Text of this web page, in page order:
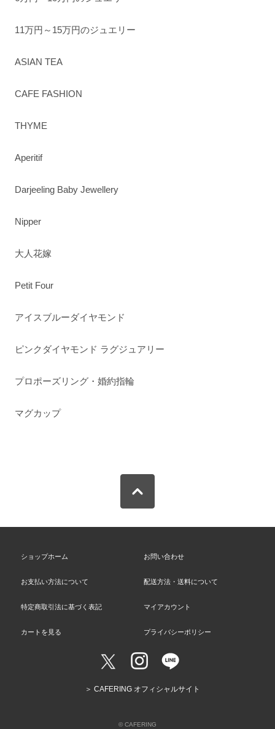
11万円～15万円のジュエリー
ASIAN TEA
CAFE FASHION
THYME
Aperitif
Darjeeling Baby Jewellery
Nipper
大人花嫁
Petit Four
アイスブルーダイヤモンド
ピンクダイヤモンド ラグジュアリー
プロポーズリング・婚約指輪
マグカップ
ショップホーム お問い合わせ
お支払い方法について 配送方法・送料について
特定商取引法に基づく表記 マイアカウント
カートを見る プライバシーポリシー
＞ CAFERING オフィシャルサイト
© CAFERING